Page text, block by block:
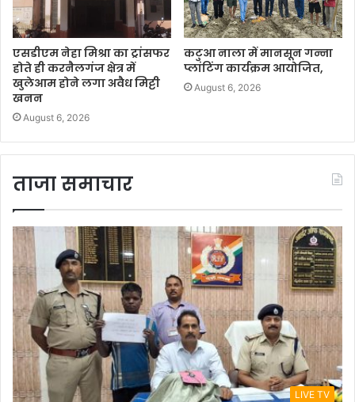
एसडीएम नेहा मिश्रा का ट्रांसफर
होते ही करनैलगंज क्षेत्र में
खुलेआम होने लगा अवैध मिट्टी
खनन
August 6, 2026
कटुआ नाला में मानसून गन्ना
प्लांटिंग कार्यक्रम आयोजित,
August 6, 2026
ताजा समाचार
LIVE TV